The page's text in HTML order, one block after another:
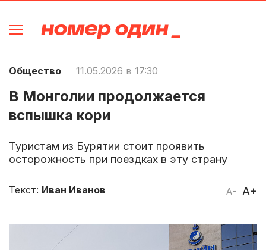
Общество 11.05.2026 в 17:30
В Монголии продолжается
вспышка кори
Туристам из Бурятии стоит проявить
осторожность при поездках в эту страну
A- A+
Текст: Иван Иванов